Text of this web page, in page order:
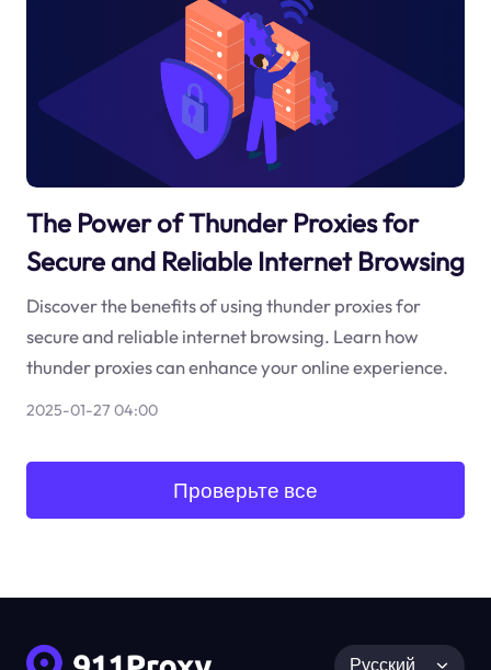
The Power of Thunder Proxies for
Secure and Reliable Internet Browsing
Discover the benefits of using thunder proxies for
secure and reliable internet browsing. Learn how
thunder proxies can enhance your online experience.
2025-01-27 04:00
Проверьте все
Русский